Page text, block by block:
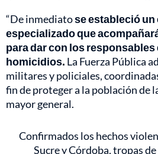
“De inmediatose estableció
especializado que
para dar con los responsables
homicidios. La Fuerza Pública
militares y policiales,
fin de proteger a la población de
mayor general.
Confirmados los hechos
Sucre y Córdoba, tropas de